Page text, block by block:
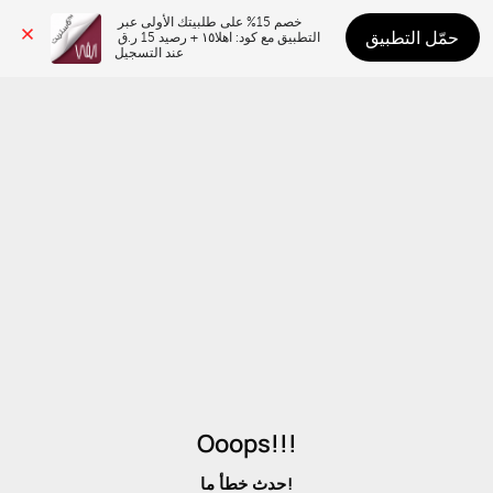
عند التسجيل
حمّل التطبيق
Ooops!!!
حدث خطأ ما!